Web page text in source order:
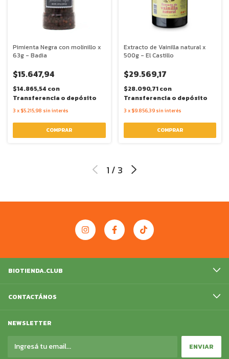
Pimienta Negra con molinillo x
63g - Badia
$15.647,94
$14.865,54 con
Transferencia o depósito
3 x $5.215,98 sin interés
Extracto de Vainilla natural x
500g - El Castillo
$29.569,17
$28.090,71con
Transferencia o depósito
3 x $9.856,39 sin interés
1 / 3
BIOTIENDA.CLUB
CONTACTÁNOS
NEWSLETTER